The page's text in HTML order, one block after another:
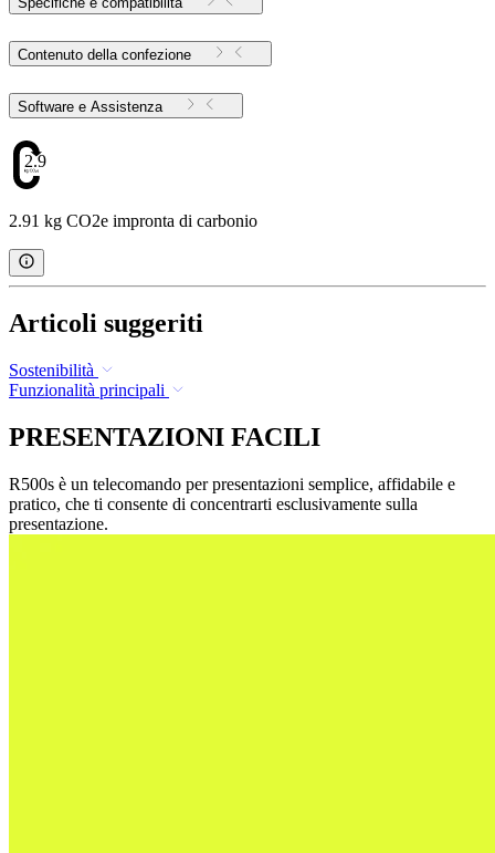
Contenuto della confezione
Software e Assistenza
2.91
2.91 kg CO2e impronta di carbonio
Articoli suggeriti
Sostenibilità
Funzionalità principali
PRESENTAZIONI FACILI
R500s è un telecomando per presentazioni semplice, affidabile e
pratico, che ti consente di concentrarti esclusivamente sulla
presentazione.